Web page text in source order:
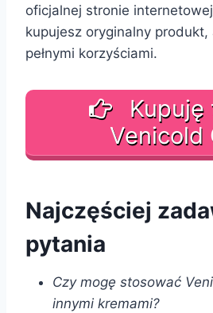
oficjalnej stronie
kupujesz oryginalny produkt,
pełnymi korzyściami.
Kupuję
Venicold
Najczęściej
pytania
Czy mogę stosować
innymi kremami?